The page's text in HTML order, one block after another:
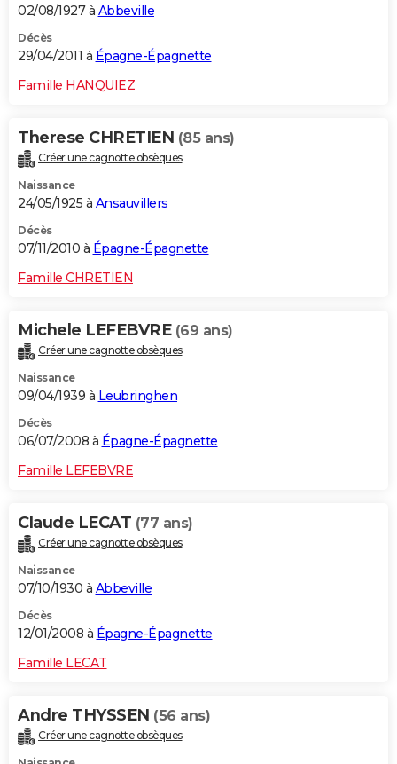
02/08/1927 à Abbeville
Décès
29/04/2011 à Épagne-Épagnette
Famille HANQUIEZ
Therese CHRETIEN (85 ans)
Créer une cagnotte obsèques
Naissance
24/05/1925 à Ansauvillers
Décès
07/11/2010 à Épagne-Épagnette
Famille CHRETIEN
Michele LEFEBVRE (69 ans)
Créer une cagnotte obsèques
Naissance
09/04/1939 à Leubringhen
Décès
06/07/2008 à Épagne-Épagnette
Famille LEFEBVRE
Claude LECAT (77 ans)
Créer une cagnotte obsèques
Naissance
07/10/1930 à Abbeville
Décès
12/01/2008 à Épagne-Épagnette
Famille LECAT
Andre THYSSEN (56 ans)
Créer une cagnotte obsèques